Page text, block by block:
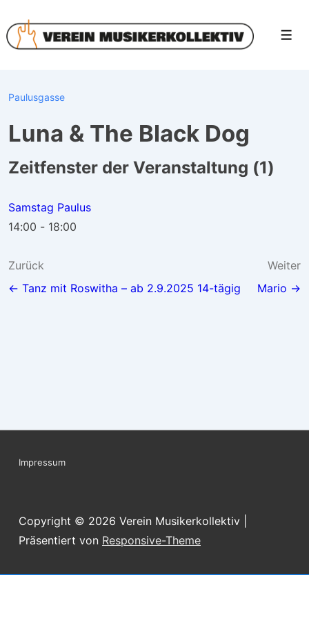
Zum
Inhalt
Paulusgasse
Luna & The Black Dog
Zeitfenster der Veranstaltung (1)
Samstag Paulus
14:00 - 18:00
Beitragsnavigation
Zurück
← Tanz mit Roswitha – ab 2.9.2025 14-tägig
Weiter
Mario →
Footer-
Impressum
Copyright © 2026 Verein Musikerkollektiv
Präsentiert von Responsive-Theme